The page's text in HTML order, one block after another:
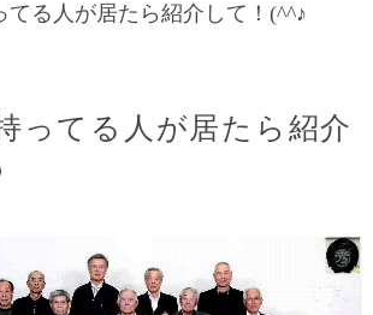
てる人が居たら紹介して！(^^♪
ってる人が居たら紹介